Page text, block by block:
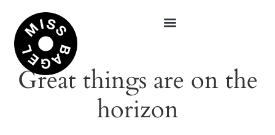
Great things are on the
horizon